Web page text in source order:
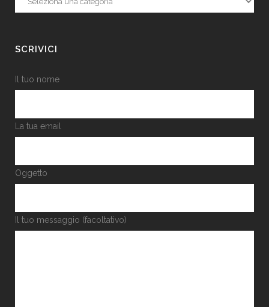
SCRIVICI
Il tuo nome
La tua email
Oggetto
Il tuo messaggio (facoltativo)